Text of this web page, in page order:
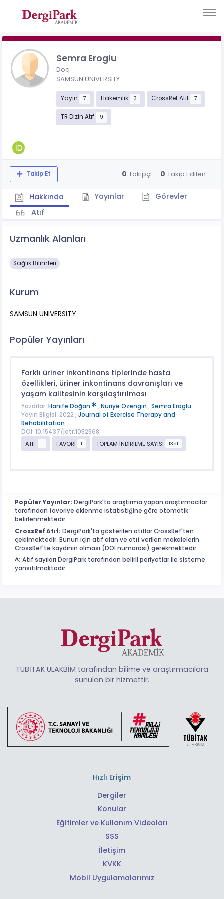
Semra Eroglu
Doç.
SAMSUN UNIVERSITY
Yayın 7 Hakemlik 3 CrossRef Atıf 7
TR Dizin Atıf 9
Takip Et 0 Takipçi 0 Takip Edilen
Hakkında Yayınlar
Görevler
Atıf
Uzmanlık Alanları
Sağlık Bilimleri
Kurum
SAMSUN UNIVERSITY
Popüler Yayınları
Farklı üriner inkontinans tiplerinde hasta
özellikleri, üriner inkontinans davranışları ve
yaşam kalitesinin karşılaştırılması
Yazarlar: Hanife Doğan , Nuriye Özengin , Semra Eroglu
Yayın Bilgisi: 2022 , Journal of Exercise Therapy and
Rehabilitation
DOI: 10.15437/jetr.1052568
ATIF
1 FAVORİ 1 TOPLAM İNDİRİLME SAYISI 1351
Popüler Yayınlar: DergiPark'ta araştırma yapan araştırmacılar
tarafından favoriye eklenme istatistiğine göre otomatik
belirlenmektedir.
CrossRef Atıf: DergiPark'ta gösterilen atıflar CrossRef'ten
çekilmektedir. Bunun için atıf alan ve atıf verilen makalelerin
CrossRef'te kaydının olması (DOI numarası) gerekmektedir.
^: Atıf sayıları DergiPark tarafından belirli periyotlar ile sisteme
yansıtılmaktadır.
TÜBİTAK ULAKBİM tarafından bilime ve araştırmacılara
sunulan bir hizmettir.
Hızlı Erişim
Dergiler
Konular
Eğitimler ve Kullanım Videoları
SSS
İletişim
KVKK
Mobil Uygulamalarımız